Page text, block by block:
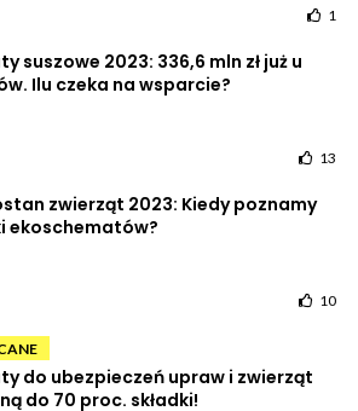
1
suszowe 2023: 336,6 mln zł już u
Ilu czeka na wsparcie?
13
zwierząt 2023: Kiedy poznamy
ekoschematów?
10
do ubezpieczeń upraw i zwierząt
do 70 proc. składki!